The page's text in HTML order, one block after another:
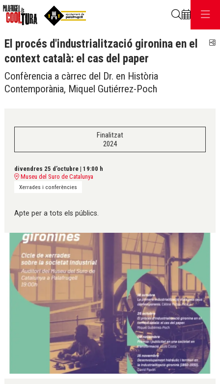
El procés d'industrialització gironina en el
context català: el cas del paper
Confèrencia a càrrec del Dr. en Història
Contemporània, Miquel Gutiérrez-Poch
Finalitzat
2024
divendres 25 d’octubre | 19:00 h
Museu del Suro de Catalunya
Xerrades i conferències
Apte per a tots els públics.